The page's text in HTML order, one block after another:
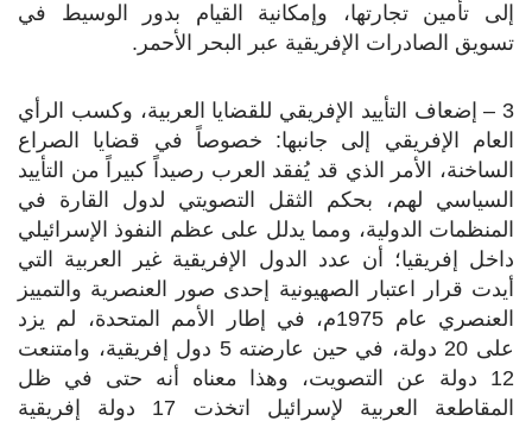
إلى تأمين تجارتها، وإمكانية القيام بدور الوسيط في
تسويق الصادرات الإفريقية عبر البحر الأحمر.
3 – إضعاف التأييد الإفريقي للقضايا العربية، وكسب الرأي
العام الإفريقي إلى جانبها: خصوصاً في قضايا الصراع
الساخنة، الأمر الذي قد يُفقد العرب رصيداً كبيراً من التأييد
السياسي لهم، بحكم الثقل التصويتي لدول القارة في
المنظمات الدولية، ومما يدلل على عظم النفوذ الإسرائيلي
داخل إفريقيا؛ أن عدد الدول الإفريقية غير العربية التي
أيدت قرار اعتبار الصهيونية إحدى صور العنصرية والتمييز
العنصري عام 1975م، في إطار الأمم المتحدة، لم يزد
على 20 دولة، في حين عارضته 5 دول إفريقية، وامتنعت
12 دولة عن التصويت، وهذا معناه أنه حتى في ظل
المقاطعة العربية لإسرائيل اتخذت 17 دولة إفريقية